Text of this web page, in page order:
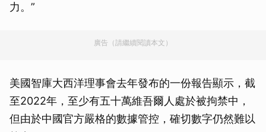
力。”
廣告（請繼續閱讀本文）
美國智庫大西洋理事會去年發布的一份報告顯示，截
至2022年，至少有五十萬維吾爾人處於被拘禁中，
但由於中國官方嚴格的數據管控，確切數字仍然難以